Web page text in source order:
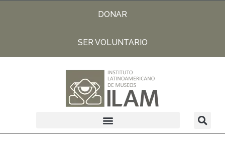
DONAR
SER VOLUNTARIO